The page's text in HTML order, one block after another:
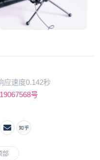
应速度0.142秒
号
部